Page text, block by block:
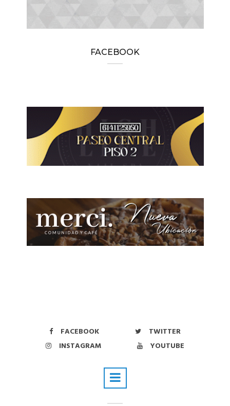
FACEBOOK
FACEBOOK
TWITTER
INSTAGRAM
YOUTUBE